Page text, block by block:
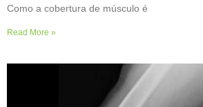
Como a cobertura de músculo é
Read More »